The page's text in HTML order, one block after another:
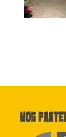
Nos